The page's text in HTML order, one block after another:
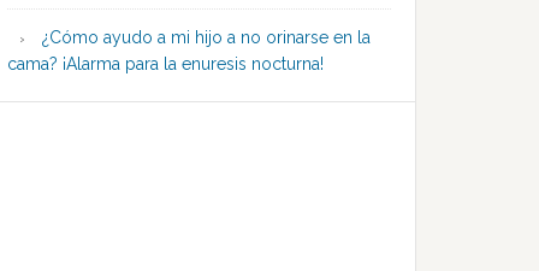
¿Cómo ayudo a mi hijo a no orinarse en la
cama? ¡Alarma para la enuresis nocturna!